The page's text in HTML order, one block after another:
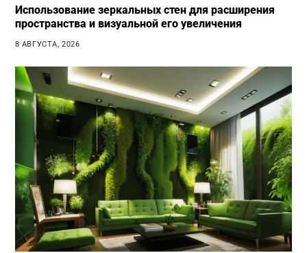
Использование зеркальных стен для расширения
пространства и визуальной его увеличения
8 АВГУСТА, 2026